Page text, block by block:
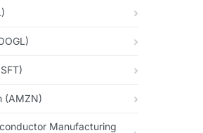
(AMZN)
Manufacturing